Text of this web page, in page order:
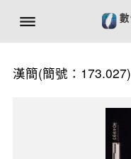
漢簡(簡號：173.027)